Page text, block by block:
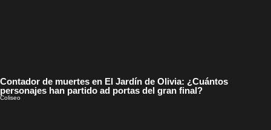
Contador de muertes en El Jardín de Olivia: ¿Cuántos
personajes han partido ad portas del gran final?
Coliseo